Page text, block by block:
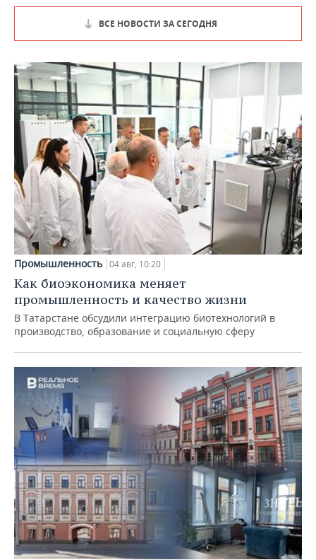
ВСЕ НОВОСТИ ЗА СЕГОДНЯ
Промышленность 04 авг, 10:20
Как биоэкономика меняет
промышленность и качество жизни
В Татарстане обсудили интеграцию биотехнологий в
производство, образование и социальную сферу